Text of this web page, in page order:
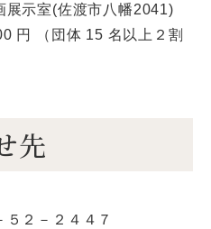
展示室(佐渡市八幡2041)
円 （団体 15 名以上２割
先
２－２４４７